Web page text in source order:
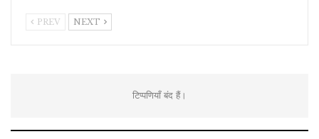
PREV NEXT
टिप्पणियाँ बंद हैं।